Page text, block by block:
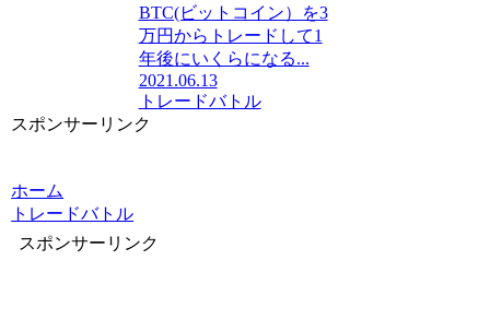
BTC(ビットコイン）を3
万円からトレードして1
年後にいくらになる...
2021.06.13
トレードバトル
スポンサーリンク
ホーム
トレードバトル
スポンサーリンク